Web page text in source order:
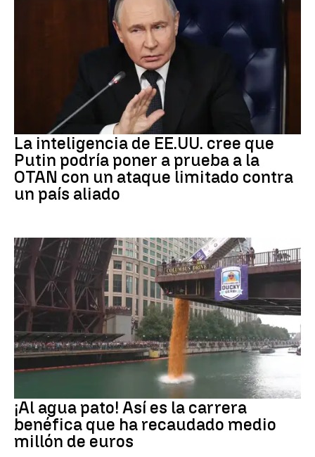
La inteligencia de EE.UU. cree que
Putin podría poner a prueba a la
OTAN con un ataque limitado contra
un país aliado
¡Al agua pato! Así es la carrera
benéfica que ha recaudado medio
millón de euros